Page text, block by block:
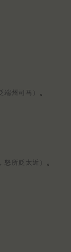
端州司马） 。
怒所贬太近）
。